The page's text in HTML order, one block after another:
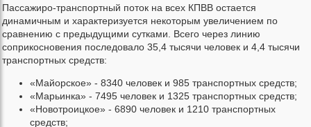
Пассажиро-транспортный поток на всех КПВВ остается
динамичным и характеризуется некоторым увеличением по
сравнению с предыдущими сутками. Всего через линию
соприкосновения последовало 35,4 тысячи человек и 4,4 тысячи
транспортных средств:
«Майорское» - 8340 человек и 985 транспортных средств;
«Марьинка» - 7495 человек и 1325 транспортных средств;
«Новотроицкое» - 6890 человек и 1210 транспортных
средств;